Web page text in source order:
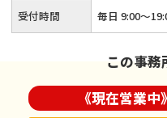
受付時間 毎日 9:00～
この事務
《現在営業